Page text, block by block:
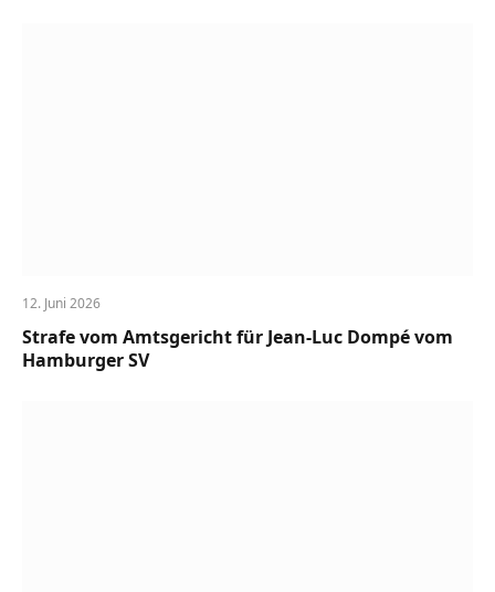
12. Juni 2026
Strafe vom Amtsgericht für Jean-Luc Dompé vom
Hamburger SV